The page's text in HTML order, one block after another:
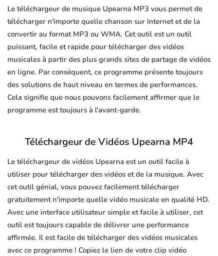
Le téléchargeur de musique Upearna MP3 vous permet de
télécharger n'importe quelle chanson sur Internet et de la
convertir au format MP3 ou WMA. Cet outil est un outil
puissant, facile et rapide pour télécharger des vidéos
musicales à partir des plus grands sites de partage de vidéos
en ligne. Par conséquent, ce programme présente toujours
des solutions de haut niveau en termes de performances.
Cela signifie que nous pouvons facilement affirmer que le
programme est toujours à l'avant-garde.
Téléchargeur de Vidéos Upearna MP4
Le téléchargeur de vidéos Upearna est un outil facile à
utiliser pour télécharger des vidéos et de la musique. Avec
cet outil génial, vous pouvez facilement télécharger
gratuitement n'importe quelle vidéo musicale en qualité HD.
Avec une interface utilisateur simple et facile à utiliser, cet
outil est toujours capable de délivrer une performance
affirmée. Il est facile de télécharger des vidéos musicales
avec ce programme ! Copiez le lien de votre clip vidéo